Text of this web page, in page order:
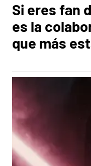
Si eres fan
es la
que más